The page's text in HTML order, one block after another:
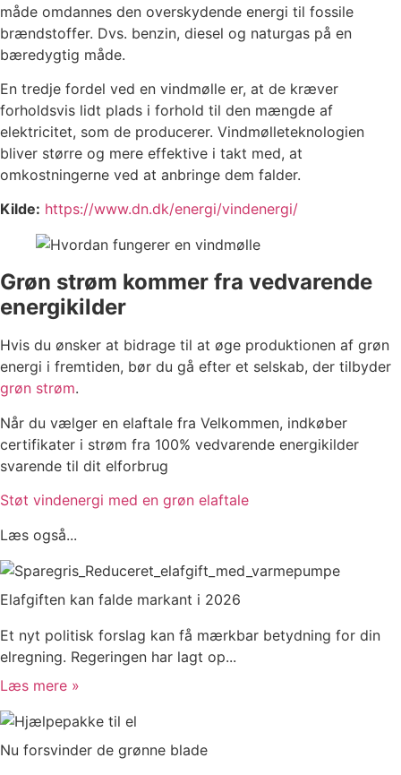
måde omdannes den overskydende energi til fossile
brændstoffer. Dvs. benzin, diesel og naturgas på en
bæredygtig måde.
En tredje fordel ved en vindmølle er, at de kræver
forholdsvis lidt plads i forhold til den mængde af
elektricitet, som de producerer. Vindmølleteknologien
bliver større og mere effektive i takt med, at
omkostningerne ved at anbringe dem falder.
Kilde: https://www.dn.dk/energi/vindenergi/
Grøn strøm kommer fra vedvarende
energikilder
Hvis du ønsker at bidrage til at øge produktionen af grøn
energi i fremtiden, bør du gå efter et selskab, der tilbyder
grøn strøm.
Når du vælger en elaftale fra Velkommen, indkøber
certifikater i strøm fra 100% vedvarende energikilder
svarende til dit elforbrug
Støt vindenergi med en grøn elaftale
Læs også...
Elafgiften kan falde markant i 2026
Et nyt politisk forslag kan få mærkbar betydning for din
elregning. Regeringen har lagt op...
Læs mere »
Nu forsvinder de grønne blade